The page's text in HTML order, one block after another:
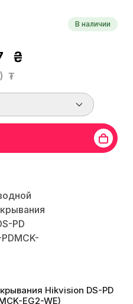
В наличии
₴
₮
Hikvision DS-PD
EG2-WE)